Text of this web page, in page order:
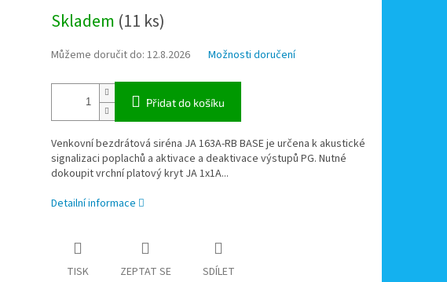
cena:
Skladem (11 ks)
Můžeme doručit do: 12.8.2026 Možnosti doručení
Přidat do košíku
Venkovní bezdrátová siréna JA 163A-RB BASE je určena k akustické
signalizaci poplachů a aktivace a deaktivace výstupů PG. Nutné
dokoupit vrchní platový kryt JA 1x1A...
Detailní informace
TISK ZEPTAT SE SDÍLET